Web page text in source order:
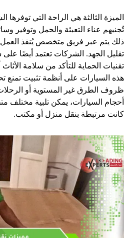
الميزة الثالثة هي الراحة التي توفرها
تُجنبهم عناء التعبئة والحمل وتوفير
ذلك يتم عبر فريق متخصص يُنفذ العمل
تقليل الجهد. الشركات تعتمد أيضًا
تقنيات الحماية للتأكد من سلامة
هذه السيارات على أنظمة تثبيت
ظروف الطرق غير المستوية أو
أحجام السيارات، يمكن تلبية مختلف
كانت مرتبطة بنقل منزل أو مكتب.